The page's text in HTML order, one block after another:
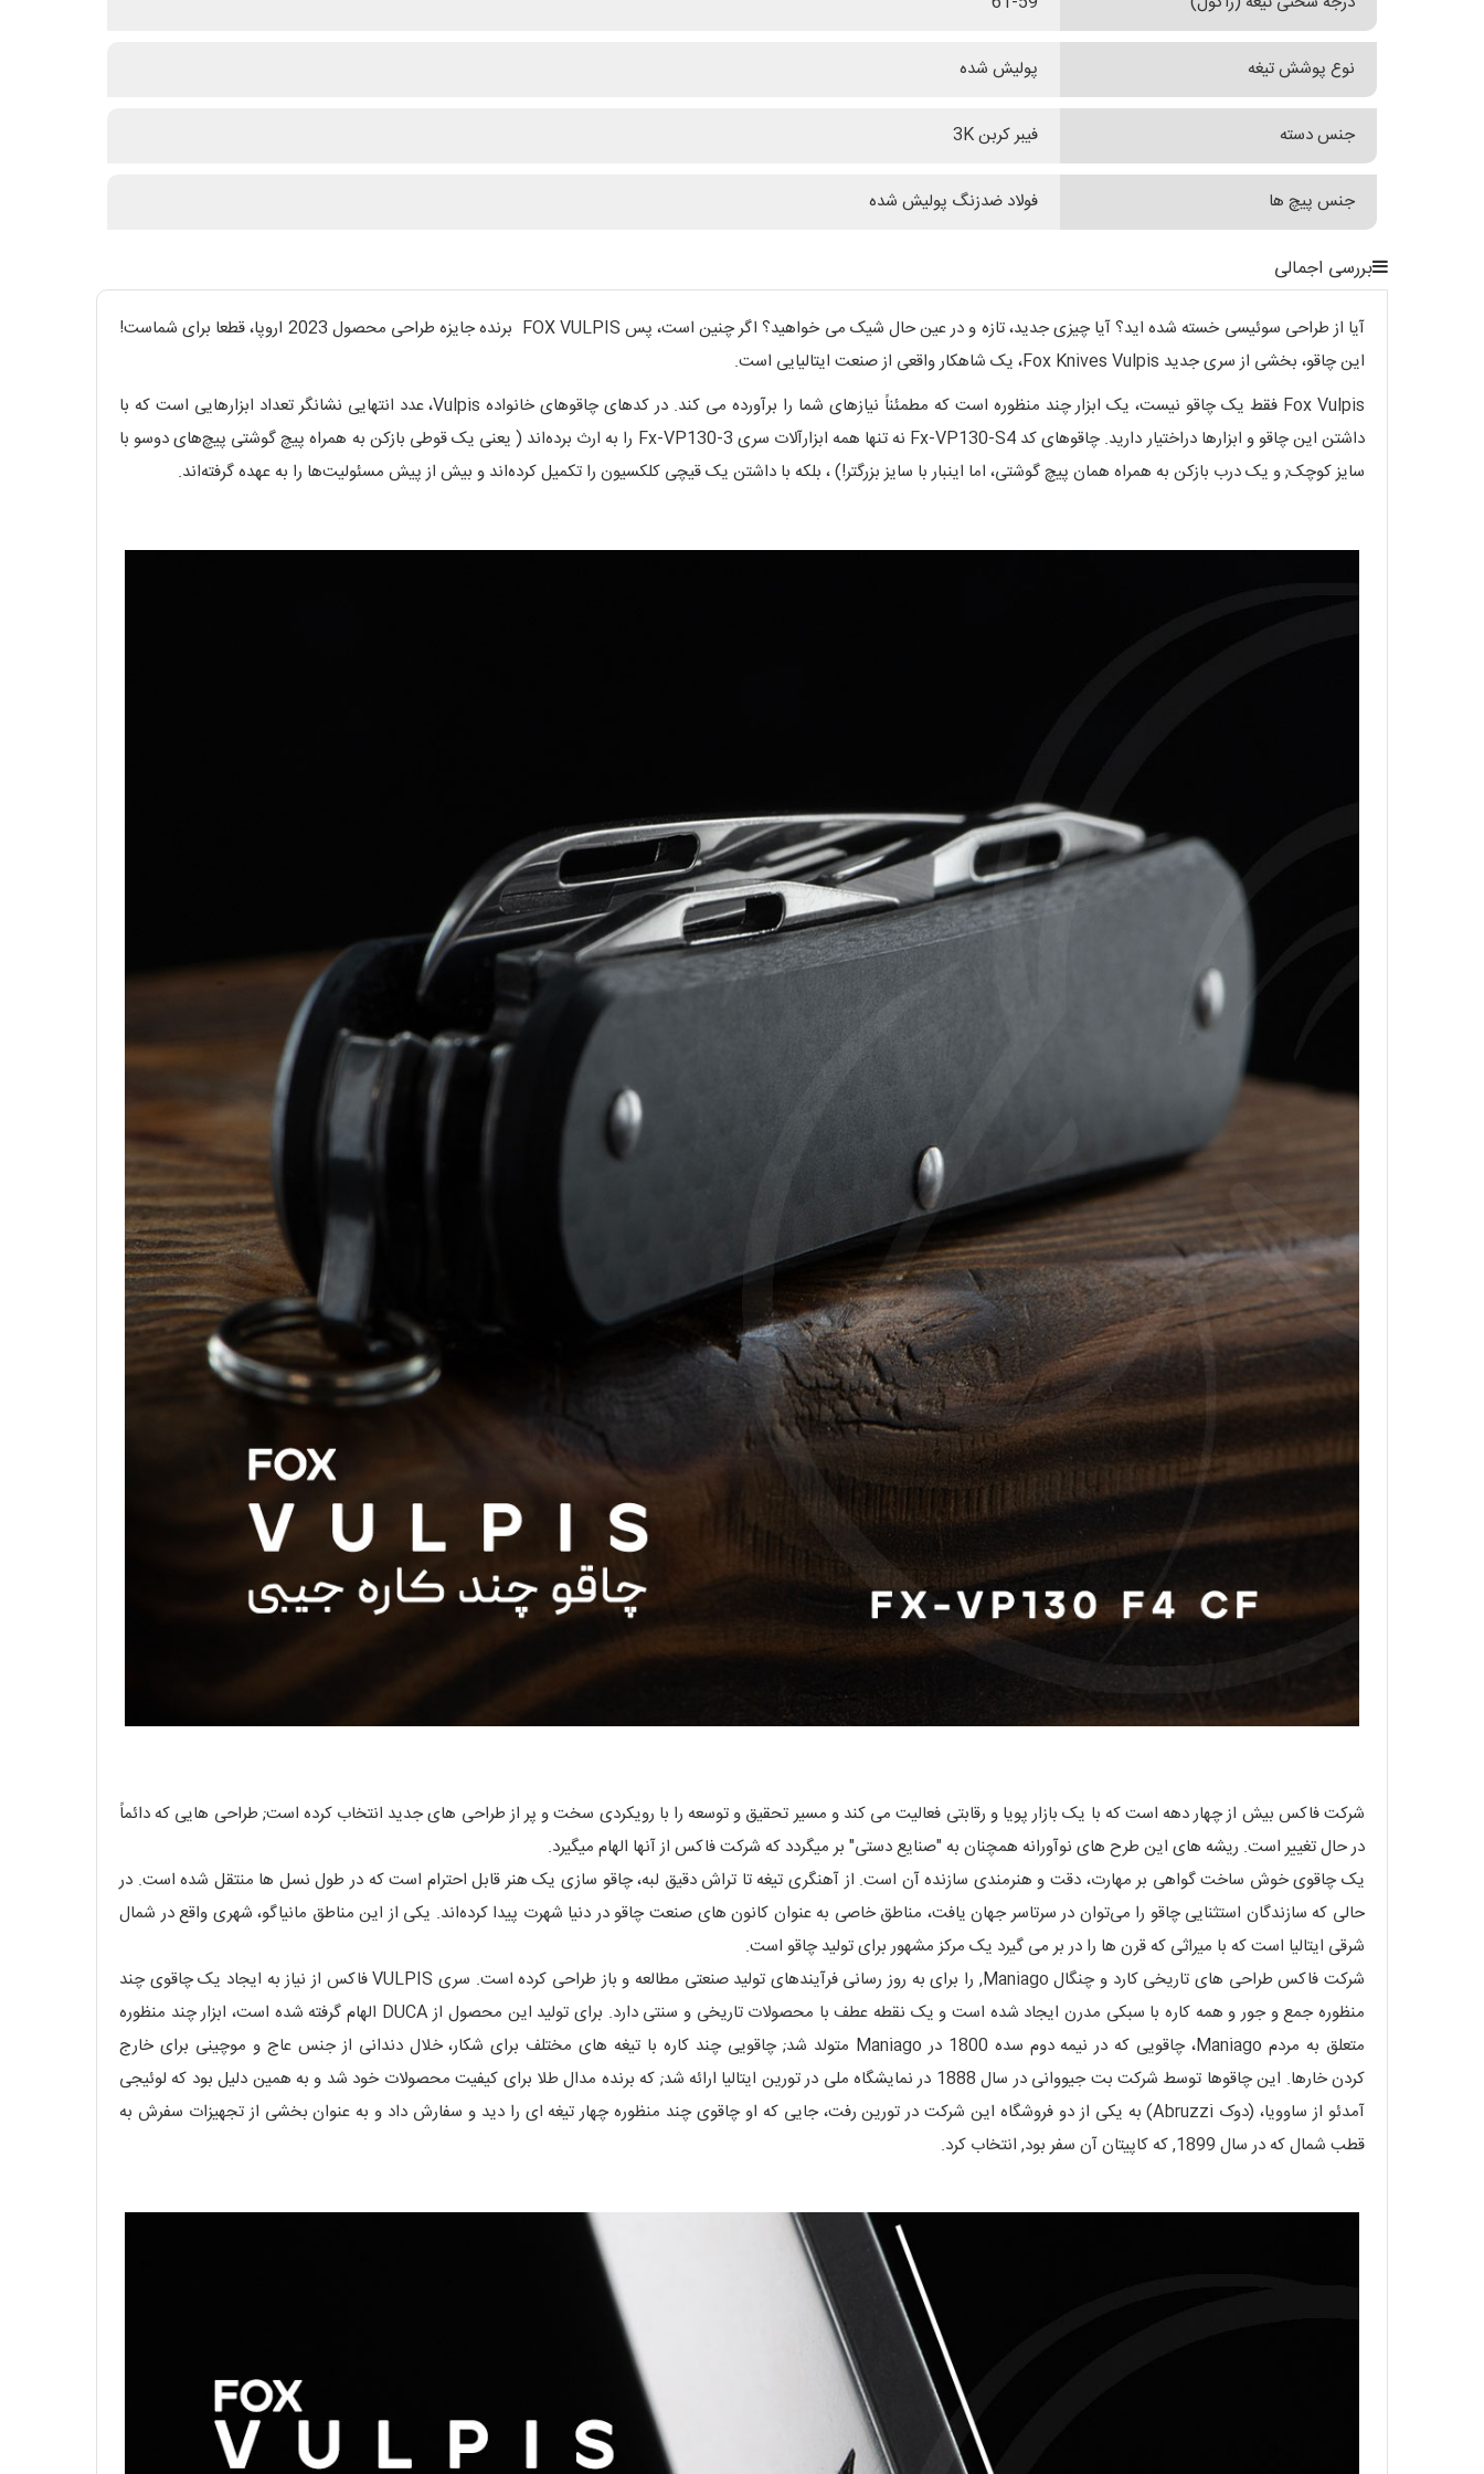
نوع پوشش تیغه پولیش شده
جنس دسته فیبر کربن 3K
جنس پیچ ها فولاد ضدزنگ پولیش شده
بررسی اجمالی
آیا از طراحی سوئیسی خسته شده اید؟ آیا چیزی جدید، تازه و در عین حال شیک می خواهید؟ اگر چنین است، پس FOX VULPIS برنده جایزه طراحی محصول 2023 اروپا، قطعا برای شماست!
این چاقو، بخشی از سری جدید Fox Knives Vulpis، یک شاهکار واقعی از صنعت ایتالیایی است.
Fox Vulpis فقط یک چاقو نیست، یک ابزار چند منظوره است که مطمئناً نیازهای شما را برآورده می کند. در کدهای چاقوهای خانواده Vulpis، عدد انتهایی نشانگر تعداد ابزارهایی است که با
داشتن این چاقو و ابزارها دراختیار دارید. چاقوهای کد Fx-VP130-S4 نه تنها همه ابزارآلات سری Fx-VP130-3 را به ارث برده‌اند ( یعنی
یک قوطی بازکن به همراه پیچ گوشتی پیچ‌های دوسو با
سایز کوچک; و یک درب بازکن به همراه همان پیچ گوشتی، اما اینبار با سایز بزرگتر!) ، بلکه با داشتن یک قیچی کلکسیون را تکمیل کرده‌اند و بیش از پیش مسئولیت‌ها را به عهده گرفته‌اند.
شرکت فاکس بیش از چهار دهه است که با یک بازار پویا و رقابتی فعالیت می کند و مسیر تحقیق و توسعه را با رویکردی سخت و پر از طراحی های جدید انتخاب کرده است; طراحی هایی که دائماً
در حال تغییر است. ریشه های این طرح های نوآورانه همچنان به "صنایع دستی" بر میگردد که شرکت فاکس از آنها الهام میگیرد.
یک چاقوی خوش ساخت گواهی بر مهارت، دقت و هنرمندی سازنده آن است. از آهنگری تیغه تا تراش دقیق لبه، چاقو سازی یک هنر قابل احترام است که در طول نسل ها منتقل شده است. در
حالی که سازندگان استثنایی چاقو را می‌توان در سرتاسر جهان یافت، مناطق خاصی به عنوان کانون‌ های صنعت چاقو در دنیا شهرت پیدا کرده‌اند. یکی از این مناطق مانیاگو، شهری واقع در شمال
شرقی ایتالیا است که با میراثی که قرن ها را در بر می گیرد یک مرکز مشهور برای تولید چاقو است.
شرکت فاکس طراحی های تاریخی کارد و چنگال Maniago, را برای به روز رسانی فرآیندهای تولید صنعتی مطالعه و باز طراحی کرده است. سری VULPIS فاکس از نیاز به ایجاد یک چاقوی چند
منظوره جمع و جور و همه کاره با سبکی مدرن ایجاد شده است و یک نقطه عطف با محصولات تاریخی و سنتی دارد. برای تولید این محصول از DUCA الهام گرفته شده است، ابزار چند منظوره
متعلق به مردم Maniago، چاقویی که در نیمه دوم سده 1800 در Maniago متولد شد; چاقویی چند کاره با تیغه های مختلف برای شکار، خلال دندانی از جنس عاج و موچینی برای خارج
کردن خارها. این چاقوها توسط شرکت بت جیووانی در سال 1888 در نمایشگاه ملی در تورین ایتالیا ارائه شد; که برنده مدال طلا برای کیفیت محصولات خود شد و به همین دلیل بود که لوئیجی
آمدئو از ساوویا، (دوک Abruzzi) به یکی از دو فروشگاه این شرکت در تورین رفت، جایی که او چاقوی چند منظوره چهار تیغه ای را دید و سفارش داد و به عنوان بخشی از تجهیزات سفرش به
قطب شمال که در سال 1899, که کاپیتان آن سفر بود, انتخاب کرد.